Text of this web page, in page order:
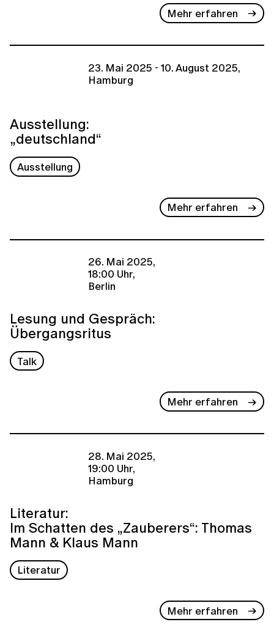
Mehr erfahren
23. Mai 2025 - 10. August 2025,
Hamburg
Ausstellung:
„deutschland“
Ausstellung
Mehr erfahren
26. Mai 2025,
18:00 Uhr,
Berlin
Lesung und Gespräch:
Übergangsritus
Talk
Mehr erfahren
28. Mai 2025,
19:00 Uhr,
Hamburg
Literatur:
Im Schatten des „Zauberers“: Thomas
Mann & Klaus Mann
Literatur
Mehr erfahren